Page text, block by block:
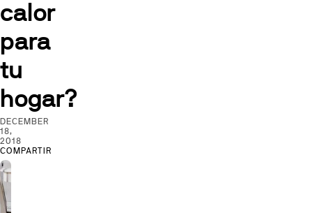
calor
para
tu
hogar?
DECEMBER
18,
2018
COMPARTIR